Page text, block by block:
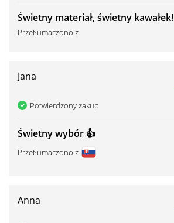
Świetny materiał, świetny kawałek!
Przetłumaczono z
Jana
Potwierdzony zakup
Świetny wybór 👍️
Przetłumaczono z
Anna